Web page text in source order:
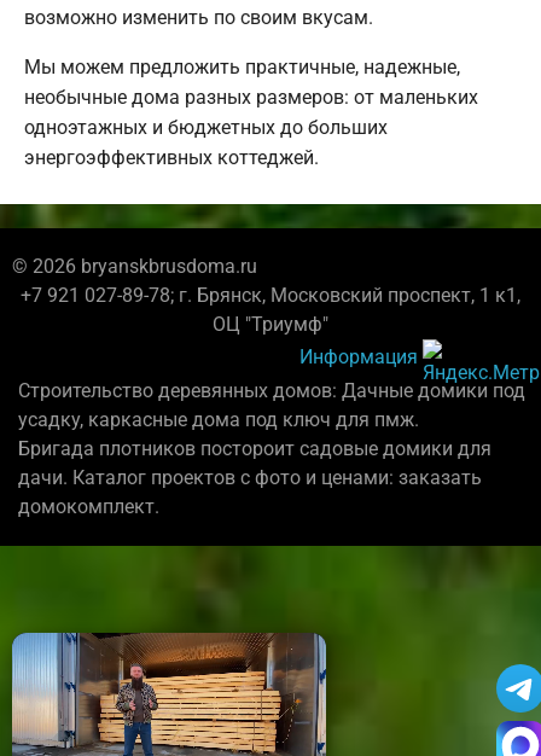
возможно изменить по своим вкусам.
Мы можем предложить практичные, надежные,
необычные дома разных размеров: от маленьких
одноэтажных и бюджетных до больших
энергоэффективных коттеджей.
© 2026 bryanskbrusdoma.ru
+7 921 027-89-78; г. Брянск, Московский проспект, 1 к1,
ОЦ "Триумф"
Информация
Строительство деревянных домов: Дачные домики под
усадку, каркасные дома под ключ для пмж.
Бригада плотников постороит садовые домики для
дачи. Каталог проектов с фото и ценами: заказать
домокомплект.